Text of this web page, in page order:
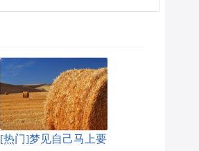
[热门]梦见自己马上要